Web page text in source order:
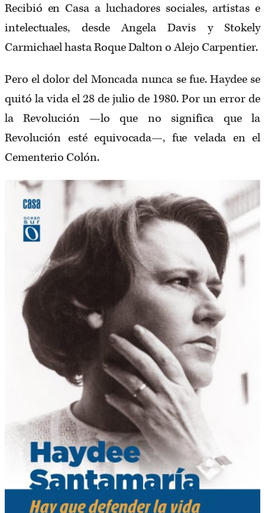
Recibió en Casa a luchadores sociales, artistas e
intelectuales, desde Angela Davis y Stokely
Carmichael hasta Roque Dalton o Alejo Carpentier.
Pero el dolor del Moncada nunca se fue. Haydee se
quitó la vida el 28 de julio de 1980. Por un error de
la Revolución —lo que no significa que la
Revolución esté equivocada—, fue velada en el
Cementerio Colón.